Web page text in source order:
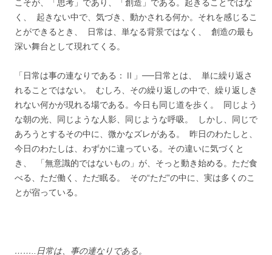
こそが、「思考」であり、「創造」である。起きることではな
く、 起きない中で、気づき、動かされる何か。それを感じるこ
とができるとき、 日常は、単なる背景ではなく、 創造の最も
深い舞台として現れてくる。
「日常は事の連なりである：Ⅱ」──日常とは、 単に繰り返さ
れることではない。 むしろ、その繰り返しの中で、繰り返しき
れない何かが現れる場である。今日も同じ道を歩く。 同じよう
な朝の光、同じような人影、同じような呼吸。 しかし、同じで
あろうとするその中に、微かなズレがある。 昨日のわたしと、
今日のわたしは、わずかに違っている。その違いに気づくと
き、 「無意識的ではないもの」が、そっと動き始める。ただ食
べる、ただ働く、ただ眠る。 その“ただ”の中に、実は多くのこ
とが宿っている。
……..日常は、事の連なりである。